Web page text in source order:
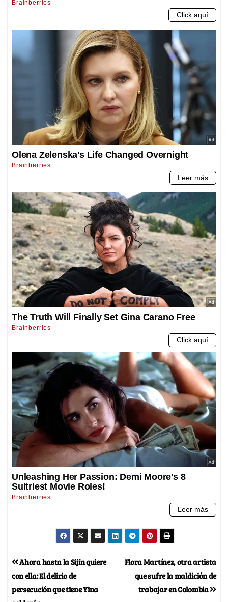
Flora Martínez, otra artista
que sufre la maldición de
trabajar en Colombia
Ahora hasta la Sijín quiere
con ella: El delirio de
persecución que tiene Yina